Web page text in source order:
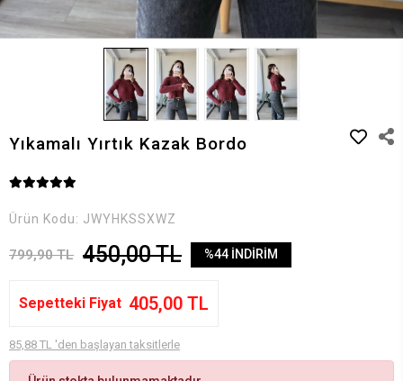
Yıkamalı Yırtık Kazak Bordo
Ürün Kodu: JWYHKSSXWZ
799,90 TL 450,00 TL %44 İNDİRİM
Sepetteki Fiyat 405,00 TL
85,88 TL 'den başlayan taksitlerle